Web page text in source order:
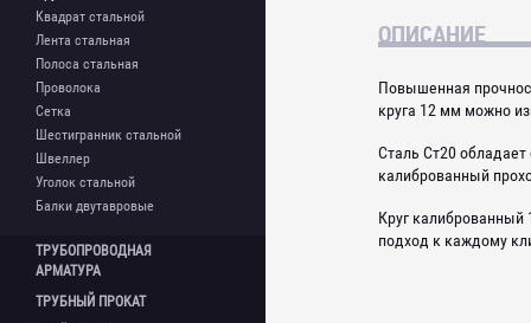
Шестигранник нержавеющий
Труба нержавеющая
Труба профильная
нержавеющая
Уголок нержавеющий
Квадрат стальной
Лента стальная
Полоса стальная
Проволока
Сетка
Шестигранник стальной
Швеллер
Уголок стальной
Балки двутавровые
ТРУБОПРОВОДНАЯ
АРМАТУРА
ТРУБНЫЙ ПРОКАТ
ОПИСАНИЕ
Повышенная
круга 12 мм можно
Сталь Ст20 обладает
калиброванный
Круг
подход к каждому